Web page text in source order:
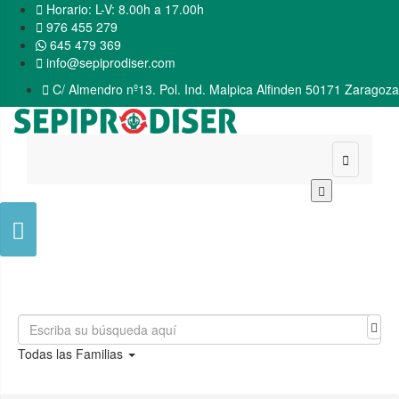
 Horario: L-V: 8.00h a 17.00h
 976 455 279
645 479 369
 info@sepiprodiser.com
 C/ Almendro nº13. Pol. Ind. Malpica Alfinden 50171 Zaragoza


Todas las Familias